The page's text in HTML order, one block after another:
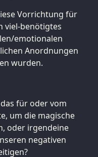
Vorrichtung für
viel-benötigtes
emotionalen
Anordnungen
wurden.
für oder vom
um die magische
oder irgendeine
negativen